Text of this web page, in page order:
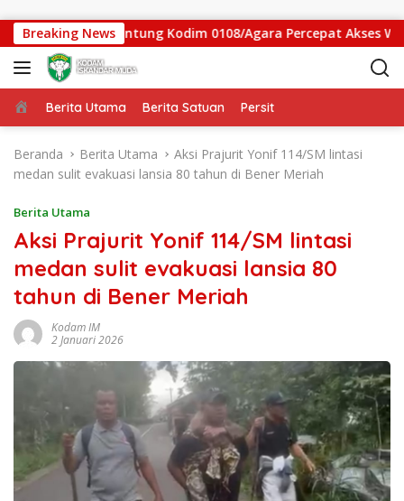
Breaking News
Gantung Kodim 0108/Agara Percepat Akses Warga
Beranda
Berita Utama Berita Satuan Persit
Beranda Berita Utama
Aksi Prajurit Yonif 114/SM lintasi
medan sulit evakuasi lansia 80 tahun di Bener Meriah
Berita Utama
Aksi Prajurit Yonif 114/SM lintasi
medan sulit evakuasi lansia 80
tahun di Bener Meriah
Kodam IM
2 Januari 2026